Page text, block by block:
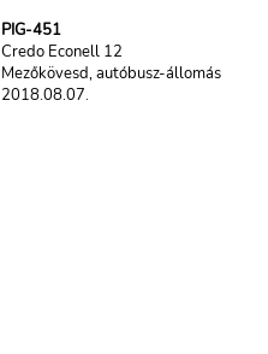
PIG-451
Credo Econell 12
Mezőkövesd, autóbusz-állomás
2018.08.07.